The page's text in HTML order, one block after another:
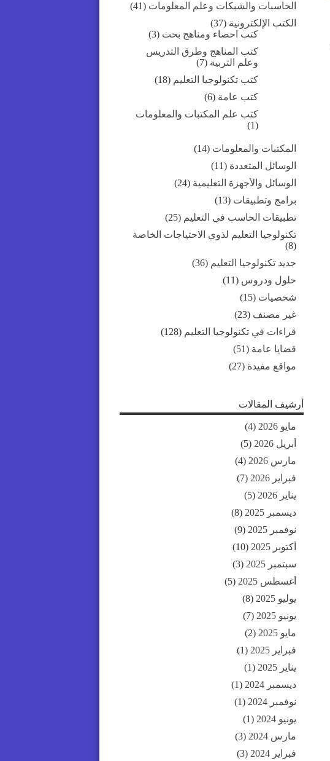
الحاسبات والشبكات وعلم المعلومات (41)
الكتب الإلكترونية (37)
كتب احصاء ومناهج بحث (3)
كتب المناهج وطرق التدريس
وعلم التربية (7)
كتب تكنولوجيا التعليم (18)
كتب عامة (6)
كتب علم المكتبات والمعلومات
(1)
المكتبات والمعلومات (14)
الوسائل المتعددة (11)
الوسائل والأجهزة التعليمية (24)
برامج وتطبيقات (13)
تطبيقات الحاسب في التعليم (25)
تكنولوجيا التعليم لذوي الاحتياجات الخاصة
(8)
جديد تكنولوجيا التعليم (36)
حلول ودروس (11)
شخصيات (15)
غير مصنف (23)
قراءات في تكنولوجيا التعليم (128)
قضايا عامة (51)
مواقع مفيدة (27)
أرشيف المقالات
مايو 2026
(4)
أبريل 2026
(5)
مارس 2026
(4)
فبراير 2026
(7)
يناير 2026
(5)
ديسمبر 2025
(8)
نوفمبر 2025
(9)
أكتوبر 2025
(10)
سبتمبر 2025
(3)
أغسطس 2025
(5)
يوليو 2025
(8)
يونيو 2025
(7)
مايو 2025
(2)
فبراير 2025
(1)
يناير 2025
(1)
ديسمبر 2024
(1)
نوفمبر 2024
(1)
يونيو 2024
(1)
مارس 2024
(3)
فبراير 2024
(3)